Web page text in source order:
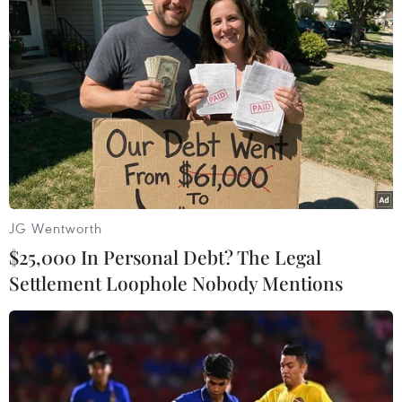
chính phủ các nước đã triển khai để ứng phó
dịch COVID-19, bao gồm cả việc tiếp cận với
dịch vụ y tế và cũng không thể hồi hương do các
lệnh phong tỏa và hạn chế đi lại./.
(TTXVN/Vietnam+)
JG Wentworth
$25,000 In Personal Debt? The Legal
Settlement Loophole Nobody Mentions